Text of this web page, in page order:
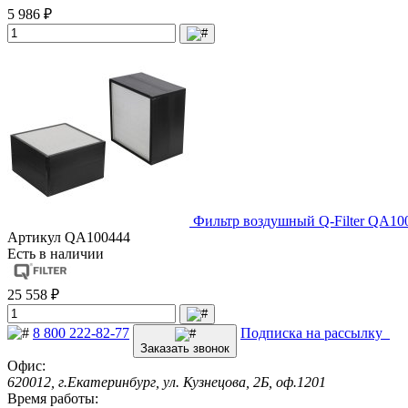
5 986 ₽
Фильтр воздушный Q-Filter
Артикул QA100444
Есть в наличии
25 558 ₽
8 800 222-82-77
Заказать звонок
Подписка на рассылку
Офис:
620012, г.Екатеринбург, ул. Кузнецова, 2Б, оф.1201
Время работы: